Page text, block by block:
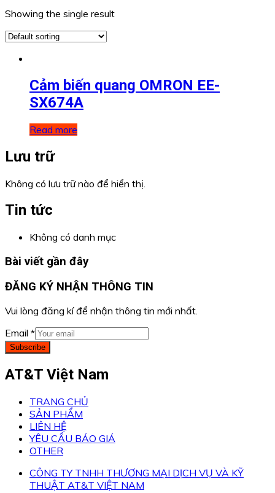
Showing the single result
Cảm biến quang OMRON EE-
SX674A
Read more
Lưu trữ
Không có lưu trữ nào để hiển thị.
Tin tức
Không có danh mục
Bài viết gần đây
ĐĂNG KÝ NHẬN THÔNG TIN
Vui lòng đăng kí để nhận thông tin mới nhất.
Email *
Subscribe
AT&T Việt Nam
TRANG CHỦ
SẢN PHẨM
LIÊN HỆ
YÊU CẦU BÁO GIÁ
OTHER
CÔNG TY TNHH THƯƠNG MẠI DỊCH VỤ VÀ KỸ
THUẬT AT&T VIỆT NAM